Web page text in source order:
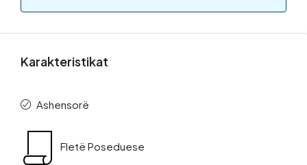
Karakteristikat
Ashensorë
Fletë Poseduese